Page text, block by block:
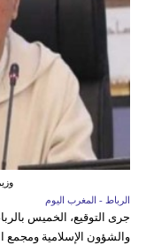
الرباط - المغرب اليوم
جرى التوقيع، الخميس
والشؤون الإسلامية ومجمع